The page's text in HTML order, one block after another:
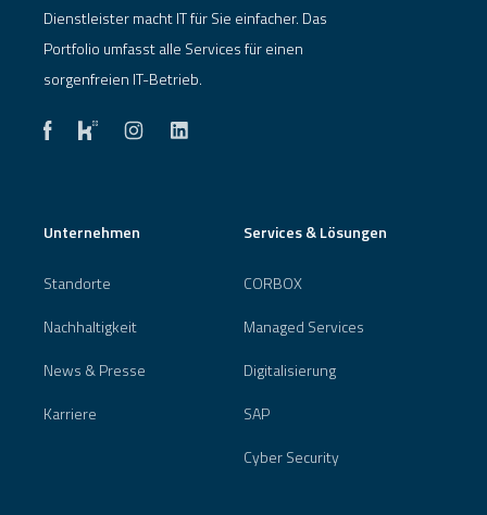
Dienstleister macht IT für Sie einfacher. Das
Portfolio umfasst alle Services für einen
sorgenfreien IT-Betrieb.
Unternehmen
Standorte
Nachhaltigkeit
News & Presse
Karriere
Services & Lösungen
CORBOX
Managed Services
Digitalisierung
SAP
Cyber Security